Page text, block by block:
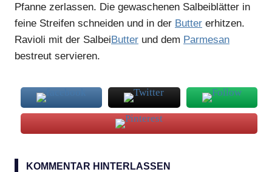
Pfanne zerlassen. Die gewaschenen Salbeiblätter in
feine Streifen schneiden und in der Butter erhitzen.
Ravioli mit der SalbeiButter und dem Parmesan
bestreut servieren.
KOMMENTAR HINTERLASSEN